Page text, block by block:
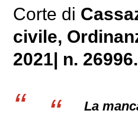
Corte di
civile,
2021| n. 26996.
La